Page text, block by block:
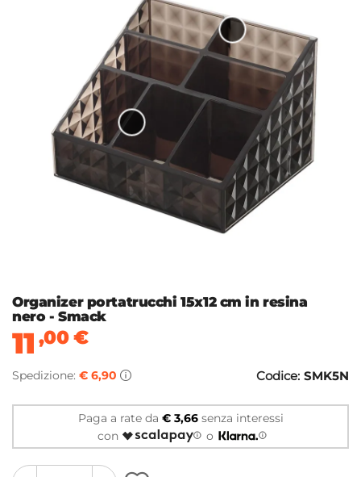
Organizer portatrucchi 15x12 cm in resina
nero - Smack
11,00€
Spedizione: € 6,90 Codice: SMK5N
Paga a rate da € 3,66senza interessi
con
o